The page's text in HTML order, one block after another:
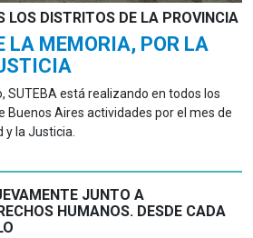
LOS DISTRITOS DE LA PROVINCIA
LA MEMORIA, POR LA
SUTEBA está realizando en todos los
Buenos Aires actividades por el mes de
y la Justicia.
JUNTO A
HUMANOS. DESDE CADA